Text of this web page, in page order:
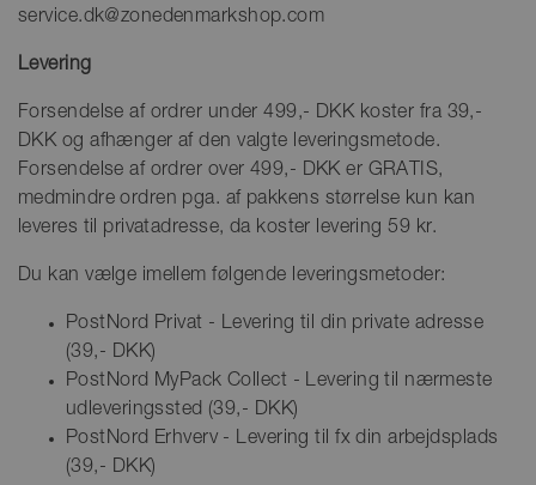
service.dk@zonedenmarkshop.com
Levering
Forsendelse af ordrer under 499,- DKK koster fra 39,-
DKK og afhænger af den valgte leveringsmetode.
Forsendelse af ordrer over 499,- DKK er GRATIS,
medmindre ordren pga. af pakkens størrelse kun kan
leveres til privatadresse, da koster levering 59 kr.
Du kan vælge imellem følgende leveringsmetoder:
PostNord Privat - Levering til din private adresse
(39,- DKK)
PostNord MyPack Collect - Levering til nærmeste
udleveringssted (39,- DKK)
PostNord Erhverv - Levering til fx din arbejdsplads
(39,- DKK)